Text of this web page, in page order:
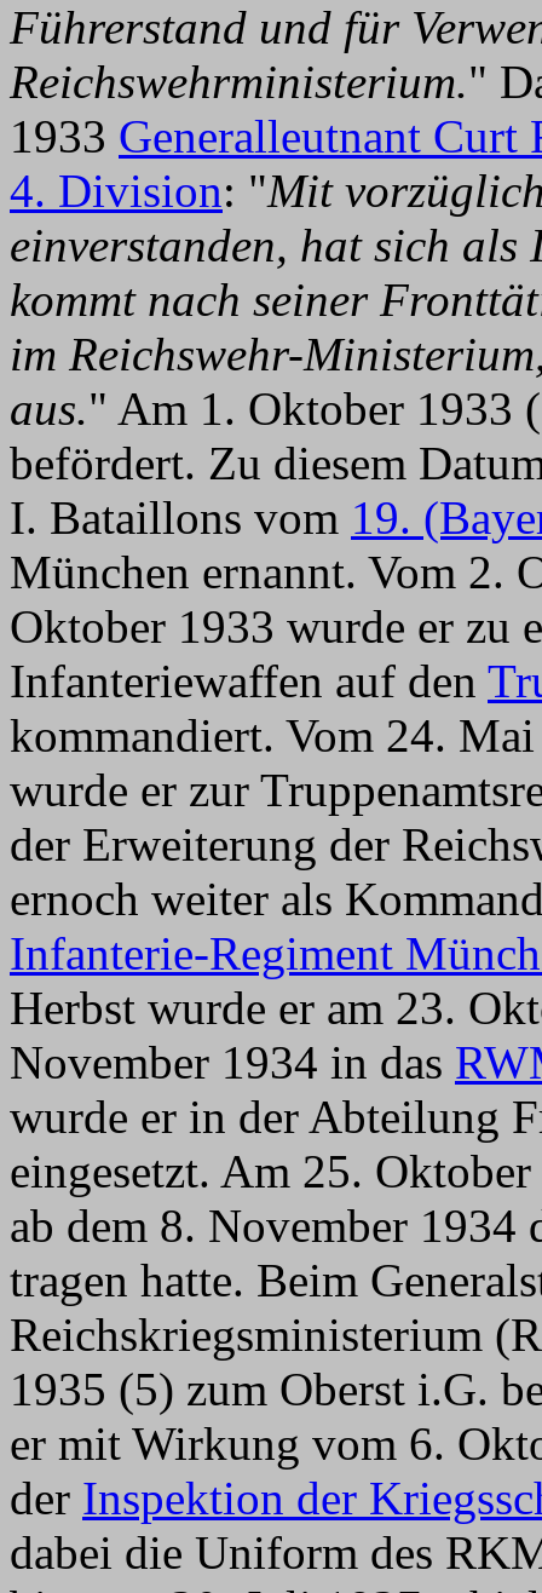
Führerstand und für
Reichswehrministerium."
1933 Generalleutnant Curt
4. Division: "Mit
einverstanden, hat sich als
kommt nach seiner
im Reichswehr-
aus." Am 1. Oktober 1933
befördert. Zu diesem
I. Bataillons vom 19.
München ernannt. Vom 2.
Oktober 1933 wurde er zu
Infanteriewaffen auf den
kommandiert. Vom 24.
wurde er zur
der Erweiterung der
ernoch weiter als
Infanterie-Regiment
Herbst wurde er am 23.
November 1934 in das
wurde er in der Abteilung
eingesetzt. Am 25.
ab dem 8. November 1934
tragen hatte. Beim
Reichskriegsministerium
1935 (5) zum Oberst i.G.
er mit Wirkung vom 6.
der Inspektion der
dabei die Uniform des